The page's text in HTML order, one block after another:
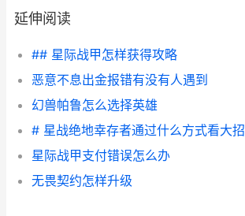
延伸阅读
## 星际战甲怎样获得攻略
恶意不息出金报错有没有人遇到
幻兽帕鲁怎么选择英雄
# 星战绝地幸存者通过什么方式看大招
星际战甲支付错误怎么办
无畏契约怎样升级